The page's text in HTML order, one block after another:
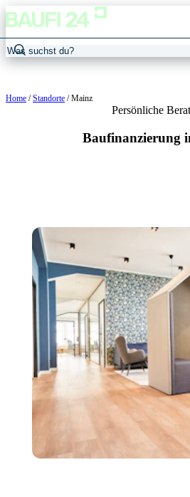
Home /Standorte /Mainz
Persönliche
Baufinanzierung